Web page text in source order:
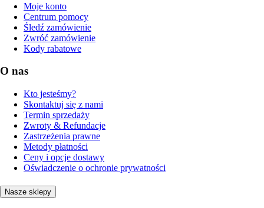
Moje konto
Centrum pomocy
Śledź zamówienie
Zwróć zamówienie
Kody rabatowe
O nas
Kto jesteśmy?
Skontaktuj się z nami
Termin sprzedaży
Zwroty & Refundacje
Zastrzeżenia prawne
Metody płatności
Ceny i opcje dostawy
Oświadczenie o ochronie prywatności
Nasze sklepy